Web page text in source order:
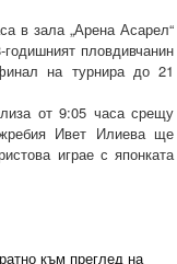
в зала „Арена Асарел“
пловдивчанин
на турнира до 21
от 9:05 часа срещу
Ивет Илиева ще
играе с японката
към преглед на